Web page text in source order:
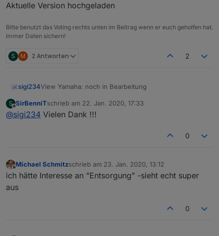
View_web_speedy_Sigi234.txt
Aktuelle Version hochgeladen
Bitte benutzt das Voting rechts unten im Beitrag wenn er euch geholfen hat.
Immer Daten sichern!
S M 2 Antworten 2
sigi234View Yamaha: noch in Bearbeitung
View_Yamaha_sigi234.txt
Edit: 220220 - 27022020
Aktuelle Version hochgeladen
S
Offline
SirBenniTschrieb am 22. Jan. 2020, 17:33
zuletzt editiert von
@sigi234 Vielen Dank !!!
0
Offline
Michael Schmitzschrieb am 23. Jan. 2020, 13:12
zuletzt editiert von
ich hätte Interesse an "Entsorgung" -sieht echt super
aus
0